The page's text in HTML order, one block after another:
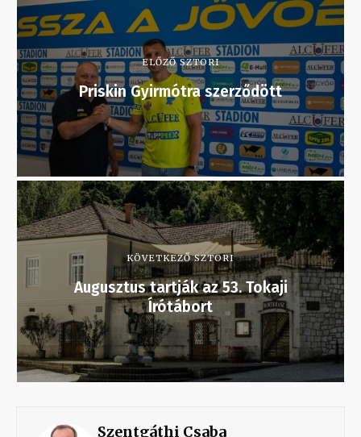
ELŐZŐ SZTORI
Priskin Gyirmótra szerződött
KÖVETKEZŐ SZTORI
Augusztus tartják az 53. Tokaji
Írótábort
Szentgáthi Csaba